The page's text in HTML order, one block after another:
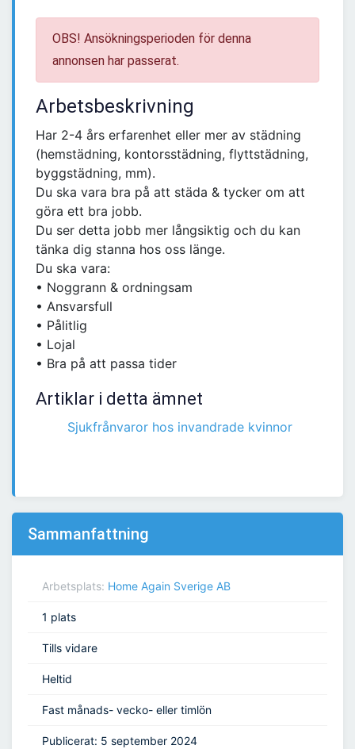
OBS! Ansökningsperioden för denna
annonsen har passerat.
Arbetsbeskrivning
Har 2-4 års erfarenhet eller mer av städning
(hemstädning, kontorsstädning, flyttstädning,
byggstädning, mm).
Du ska vara bra på att städa & tycker om att
göra ett bra jobb.
Du ser detta jobb mer långsiktig och du kan
tänka dig stanna hos oss länge.
Du ska vara:
• Noggrann & ordningsam
• Ansvarsfull
• Pålitlig
• Lojal
• Bra på att passa tider
Artiklar i detta ämnet
Sjukfrånvaror hos invandrade kvinnor
Sammanfattning
Arbetsplats: Home Again Sverige AB
1 plats
Tills vidare
Heltid
Fast månads- vecko- eller timlön
Publicerat: 5 september 2024